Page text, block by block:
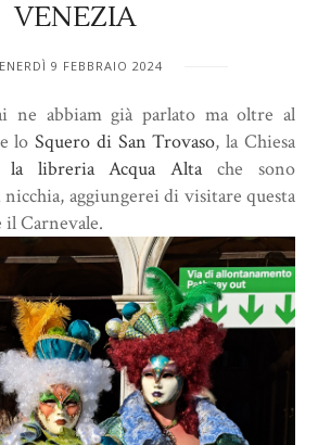
VENEZIA
9 FEBBRAIO 2024
ne abbiam già parlato ma oltre al
loSquero di San Trovaso, la Chiesa
libreria Acqua Altache sono
aggiungerei di visitare questa
Carnevale.